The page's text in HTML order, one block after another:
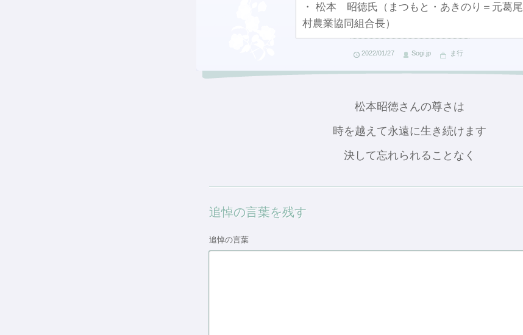
・ 松本 昭徳氏（まつもと・あきのり＝元葛尾
村農業協同組合長）
2022/01/27 Sogi.jp ま行
松本昭徳さんの尊さは
時を越えて永遠に生き続けます
決して忘れられることなく
追悼の言葉を残す
追悼の言葉